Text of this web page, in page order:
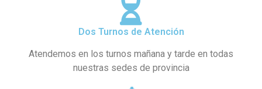
Dos Turnos de Atención
Atendemos en los turnos mañana y tarde en todas
nuestras sedes de provincia